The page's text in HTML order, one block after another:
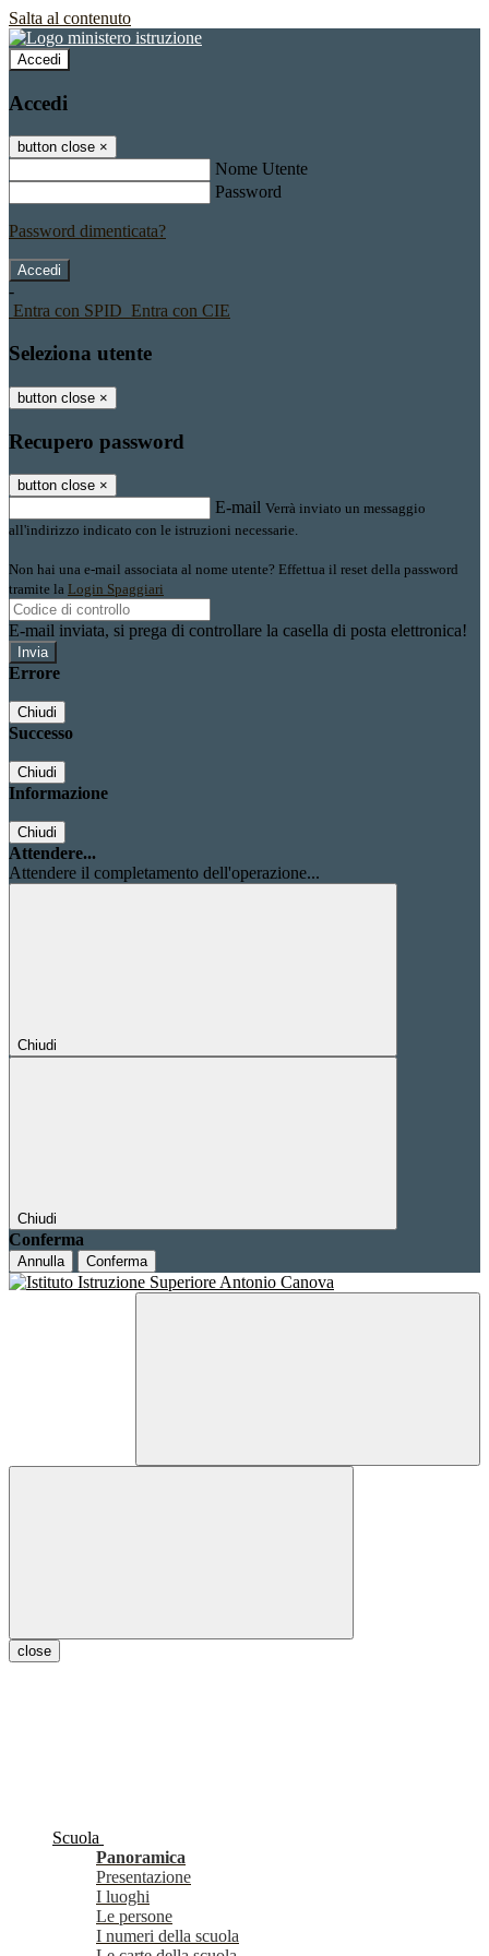
Salta al contenuto
Accedi
Accedi
button close ×
Nome Utente
Password
Password dimenticata?
-
Entra con SPID Entra con CIE
Seleziona utente
button close ×
Recupero password
button close ×
E-mail Verrà inviato un messaggio
all'indirizzo indicato con le istruzioni necessarie.
Non hai una e-mail associata al nome utente? Effettua il reset della password
tramite la Login Spaggiari
E-mail inviata, si prega di controllare la casella di posta elettronica!
Errore
Chiudi
Successo
Chiudi
Informazione
Chiudi
Attendere...
Attendere il completamento dell'operazione...
Chiudi
Chiudi
Conferma
Annulla Conferma
close
Scuola
Panoramica
Presentazione
I luoghi
Le persone
I numeri della scuola